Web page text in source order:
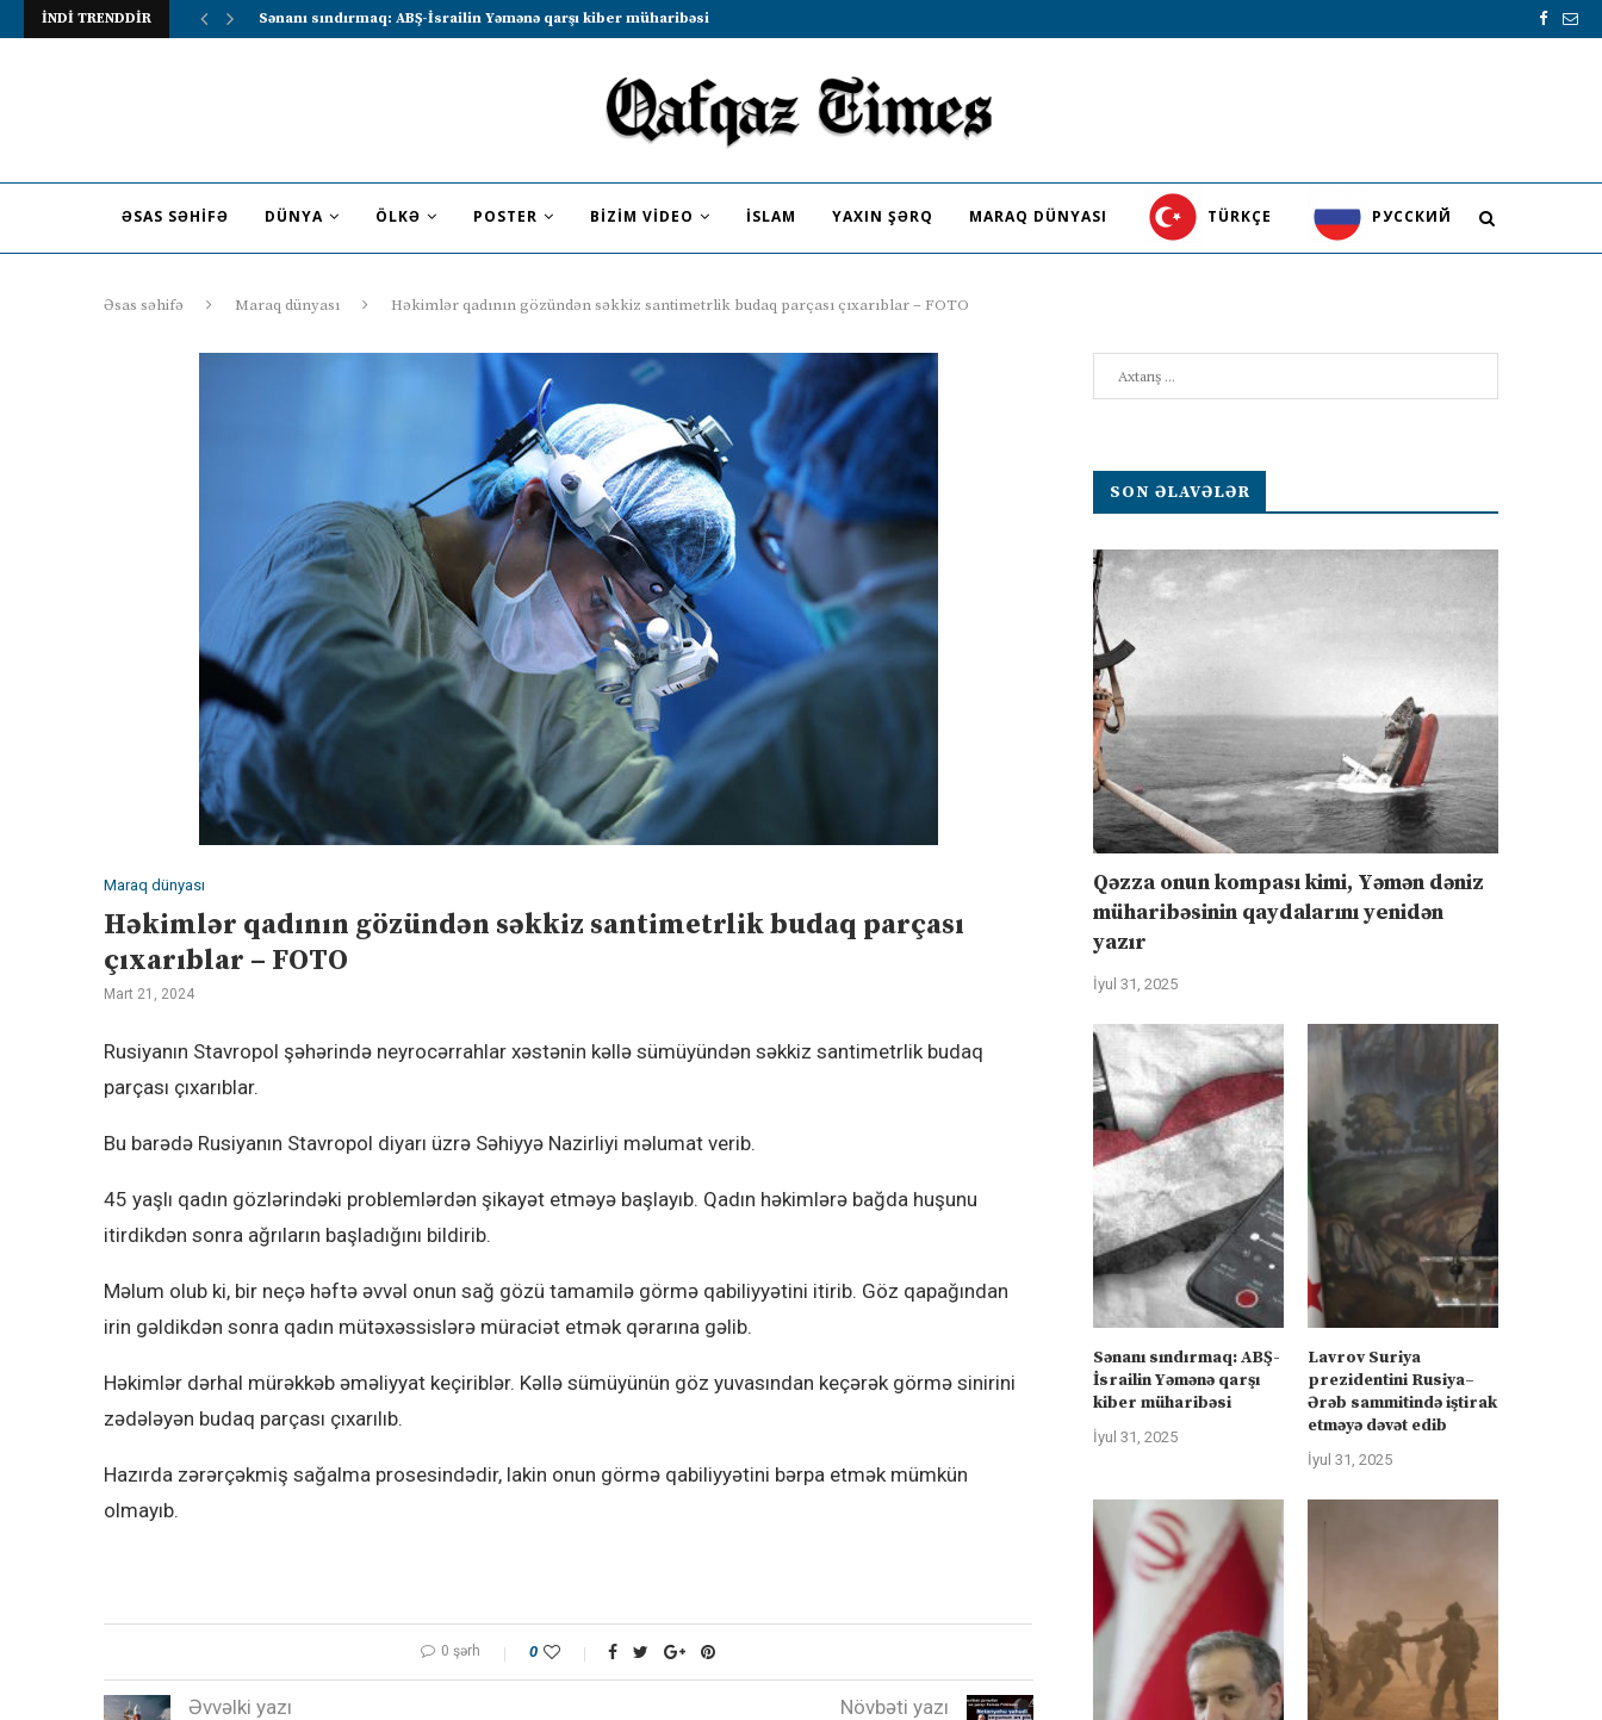
İNDİ TRENDDİR Lavrov Suriya prezidentini Rusiya–Ərəb sammitində iştirak etməyə dəvət...
ƏSAS SƏHIFƏ DÜNYA ÖLKƏ POSTER BIZIM VIDEO İSLAM YAXIN ŞƏRQ MARAQ DÜNYASI TÜRKÇE PУССКИЙ
Əsas səhifə Maraq dünyası Həkimlər qadının gözündən səkkiz santimetrlik budaq parçası çıxarıblar – FOTO
Maraq dünyası
Həkimlər qadının gözündən səkkiz santimetrlik budaq parçası
çıxarıblar – FOTO
Mart 21, 2024
Rusiyanın Stavropol şəhərində neyrocərrahlar xəstənin kəllə sümüyündən səkkiz santimetrlik budaq
parçası çıxarıblar.
Bu barədə Rusiyanın Stavropol diyarı üzrə Səhiyyə Nazirliyi məlumat verib.
45 yaşlı qadın gözlərindəki problemlərdən şikayət etməyə başlayıb. Qadın həkimlərə bağda huşunu
itirdikdən sonra ağrıların başladığını bildirib.
Məlum olub ki, bir neçə həftə əvvəl onun sağ gözü tamamilə görmə qabiliyyətini itirib. Göz qapağından
irin gəldikdən sonra qadın mütəxəssislərə müraciət etmək qərarına gəlib.
Həkimlər dərhal mürəkkəb əməliyyat keçiriblər. Kəllə sümüyünün göz yuvasından keçərək görmə sinirini
zədələyən budaq parçası çıxarılıb.
Hazırda zərərçəkmiş sağalma prosesindədir, lakin onun görmə qabiliyyətini bərpa etmək mümkün
olmayıb.
0 şərh 0
Əvvəlki yazı Növbəti yazı
SON ƏLAVƏLƏR
Qəzza onun kompası kimi, Yəmən dəniz
müharibəsinin qaydalarını yenidən
yazır
İyul 31, 2025
Sənanı sındırmaq: ABŞ-
İsrailin Yəmənə qarşı
kiber müharibəsi
İyul 31, 2025
Lavrov Suriya
prezidentini Rusiya–
Ərəb sammitində iştirak
etməyə dəvət edib
İyul 31, 2025